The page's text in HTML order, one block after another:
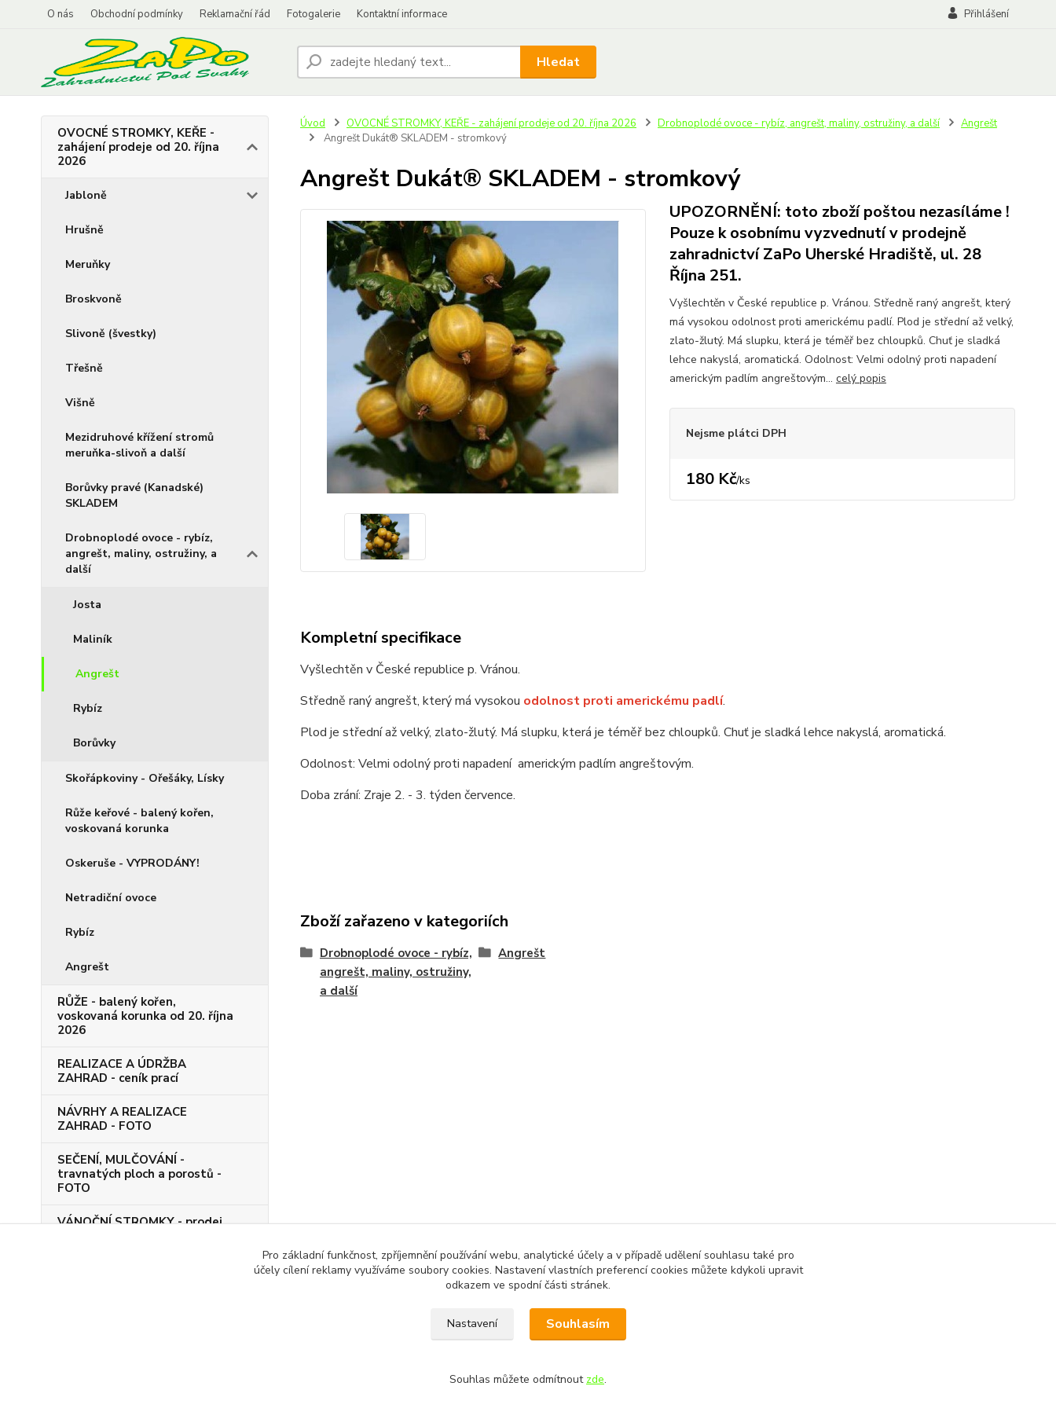
O nás Obchodní podmínky Reklamační řád Fotogalerie Kontaktní informace Přihlášení
Hledat
OVOCNÉ STROMKY, KEŘE -
zahájení prodeje od 20. října
2026
Jabloně
Hrušně
Meruňky
Broskvoně
Slivoně (švestky)
Třešně
Višně
Mezidruhové křížení stromů
meruňka-slivoň a další
Borůvky pravé (Kanadské)
SKLADEM
Drobnoplodé ovoce - rybíz,
angrešt, maliny, ostružiny, a
další
Josta
Maliník
Angrešt
Rybíz
Borůvky
Skořápkoviny - Ořešáky, Lísky
Růže keřové - balený kořen,
voskovaná korunka
Oskeruše - VYPRODÁNY!
Netradiční ovoce
Rybíz
Angrešt
RŮŽE - balený kořen,
voskovaná korunka od 20. října
2026
REALIZACE A ÚDRŽBA
ZAHRAD - ceník prací
NÁVRHY A REALIZACE
ZAHRAD - FOTO
SEČENÍ, MULČOVÁNÍ -
travnatých ploch a porostů -
FOTO
VÁNOČNÍ STROMKY - prodej
Úvod OVOCNÉ STROMKY, KEŘE - zahájení prodeje od 20. října 2026 Drobnoplodé ovoce - rybíz, angrešt, maliny, ostružiny, a další
Angrešt
Angrešt Dukát® SKLADEM - stromkový
Angrešt Dukát® SKLADEM - stromkový
UPOZORNĚNÍ: toto zboží poštou nezasíláme !
Pouze k osobnímu vyzvednutí v prodejně
zahradnictví ZaPo Uherské Hradiště, ul. 28
Října 251.
Vyšlechtěn v České republice p. Vránou. Středně raný angrešt, který
má vysokou odolnost proti americkému padlí. Plod je střední až velký,
zlato-žlutý. Má slupku, která je téměř bez chloupků. Chuť je sladká
lehce nakyslá, aromatická. Odolnost: Velmi odolný proti napadení
americkým padlím angreštovým... celý popis
Nejsme plátci DPH
180 Kč/ks
Kompletní specifikace
Vyšlechtěn v České republice p. Vránou.
Středně raný angrešt, který má vysokou odolnost proti americkému padlí.
Plod je střední až velký, zlato-žlutý. Má slupku, která je téměř bez chloupků. Chuť je sladká lehce nakyslá, aromatická.
Odolnost: Velmi odolný proti napadení americkým padlím angreštovým.
Doba zrání: Zraje 2. - 3. týden července.
Zboží zařazeno v kategoriích
Drobnoplodé ovoce - rybíz,
angrešt, maliny, ostružiny,
a další
Angrešt
Pro základní funkčnost, zpříjemnění používání webu, analytické účely a v případě udělení souhlasu také pro
účely cílení reklamy využíváme soubory cookies. Nastavení vlastních preferencí cookies můžete kdykoli upravit
odkazem ve spodní části stránek.
Nastavení Souhlasím
Souhlas můžete odmítnout zde.